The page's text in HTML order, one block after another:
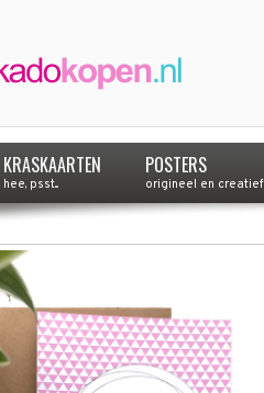
KRASKAARTEN
hee, psst...
POSTERS
origineel en creatief